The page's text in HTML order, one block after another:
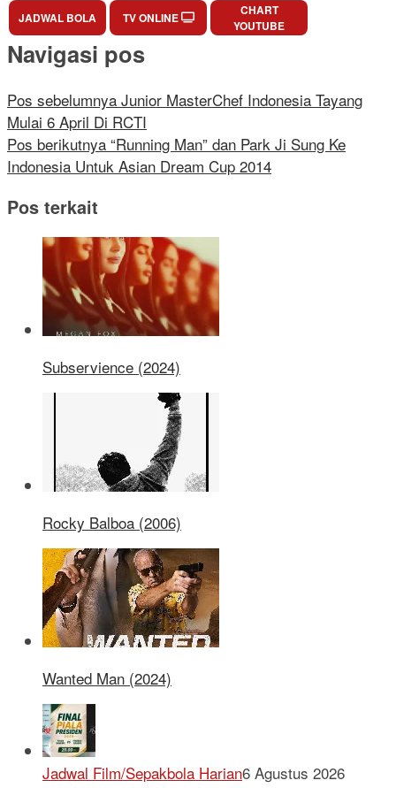
JADWAL BOLA
TV ONLINE
CHART
YOUTUBE
Navigasi pos
Pos sebelumnya Junior MasterChef Indonesia Tayang
Mulai 6 April Di RCTI
Pos berikutnya “Running Man” dan Park Ji Sung Ke
Indonesia Untuk Asian Dream Cup 2014
Pos terkait
Subservience (2024)
Rocky Balboa (2006)
Wanted Man (2024)
Jadwal Film/Sepakbola Harian6 Agustus 2026